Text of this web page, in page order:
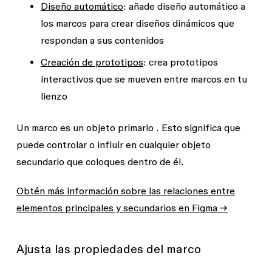
Diseño automático: añade diseño automático a
los marcos para crear diseños dinámicos que
respondan a sus contenidos
Creación de prototipos: crea prototipos
interactivos que se mueven entre marcos en tu
lienzo
Un marco es un objeto primario . Esto significa que
puede controlar o influir en cualquier objeto
secundario que coloques dentro de él.
Obtén más información sobre las relaciones entre
elementos principales y secundarios en Figma →
Ajusta las propiedades del marco